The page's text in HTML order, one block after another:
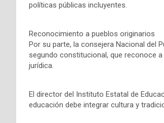
políticas públicas incluyentes.
Reconocimiento a pueblos originarios
Por su parte, la consejera Nacional del
segundo constitucional, que reconoce
jurídica.
El director del Instituto Estatal de
educación debe integrar cultura y